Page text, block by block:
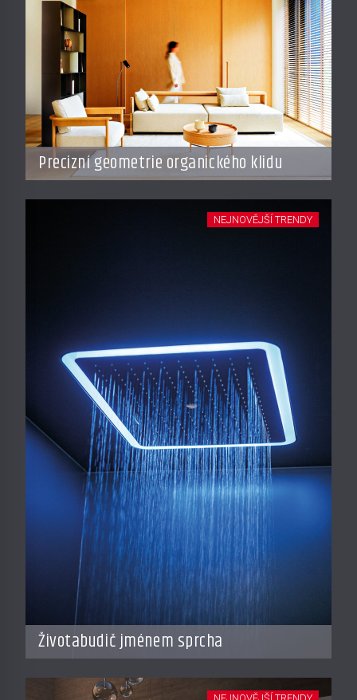
Precizní geometrie organického klidu
Životabudič jménem sprcha
NEJNOVĚJŠÍ TRENDY